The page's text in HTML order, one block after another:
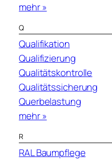
mehr »
Q
Qualifikation
Qualifizierung
Qualitätskontrolle
Qualitätssicherung
Querbelastung
mehr »
R
RAL Baumpflege